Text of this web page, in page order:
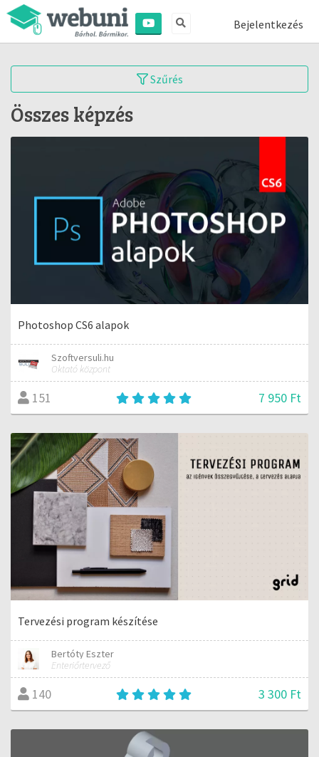
Bejelentkezés
Szűrés
Összes képzés
Photoshop CS6 alapok
Szoftversuli.hu
Oktató központ
151 7 950 Ft
Tervezési program készítése
Bertóty Eszter
Enteriőrtervező
140 3 300 Ft